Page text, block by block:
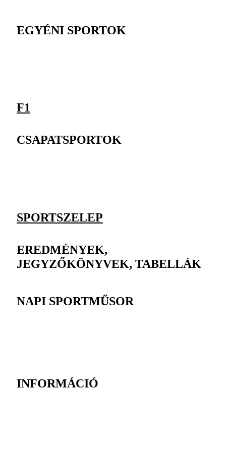
EGYÉNI SPORTOK
F1
CSAPATSPORTOK
SPORTSZELEP
EREDMÉNYEK,
JEGYZŐKÖNYVEK, TABELLÁK
NAPI SPORTMŰSOR
INFORMÁCIÓ